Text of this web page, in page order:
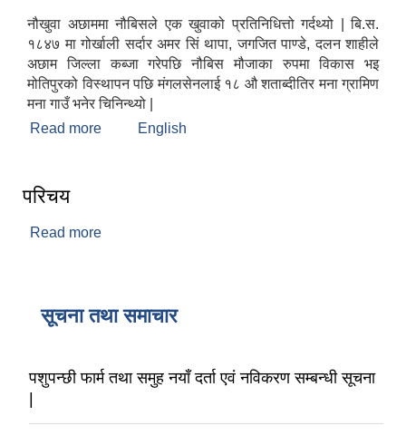
नौखुवा अछाममा नौबिसले एक खुवाको प्रतिनिधित्तो गर्दथ्यो | बि.स.
१८४७ मा गोर्खाली सर्दार अमर सिं थापा, जगजित पाण्डे, दलन शाहीले
अछाम जिल्ला कब्जा गरेपछि नौबिस मौजाका रुपमा विकास भइ
मोतिपुरको विस्थापन पछि मंगलसेनलाई १८ औ शताब्दीतिर मना ग्रामिण
मना गाउँ भनेर चिनिन्थ्यो |
Read more about मंगलसेन नगरपालिकाको संक्षिप्त परिचय :
English
परिचय
Read more
सूचना तथा समाचार
पशुपन्छी फार्म तथा समुह नयाँ दर्ता एवं नविकरण सम्बन्धी सूचना